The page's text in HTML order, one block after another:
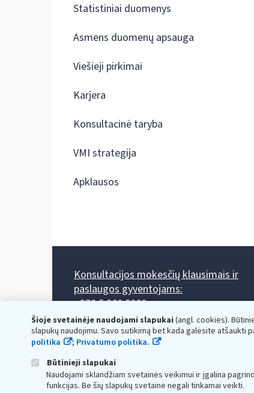
Šioje svetainėje naudojami slapukai(angl. cookies).
slapukų naudojimu. Savo sutikimą bet kada galėsite
politika
; Privatumo politika.
Būtinieji slapukai
Naudojami sklandžiam svetainės veikimui ir įgalina
funkcijas. Be šių slapukų svetainė negali tinkamai veikti.
Statistiniai duomenys
Asmens duomenų apsauga
Viešieji pirkimai
Karjera
Konsultacinė taryba
VMI strategija
Apklausos
Konsultacijos mokesčių klausimais ir
paslaugos gyventojams:
+370 5 260 5060
Darbo laikas: I-IV 8.00-17.00, V 8.00-15.45.
Prieššventinę dieną - viena valanda trumpiau.
Kiekvieno mėnesio antrą penktadienį 8.00 val. - 12.00 val.